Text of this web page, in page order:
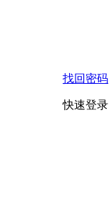
找回密码
快速登录